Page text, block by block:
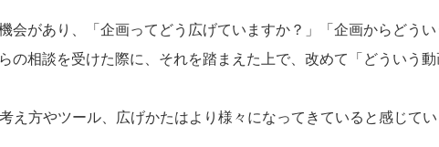
会があり、「企画ってどう広げていますか？」「企画からどう
の相談を受けた際に、それを踏まえた上で、改めて「どういう
え方やツール、広げかたはより様々になってきていると感じて